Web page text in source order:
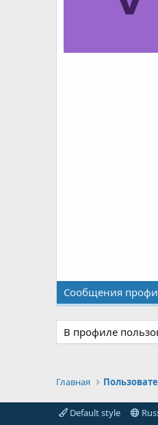
Сообщения
В профиле
Главная
Default style